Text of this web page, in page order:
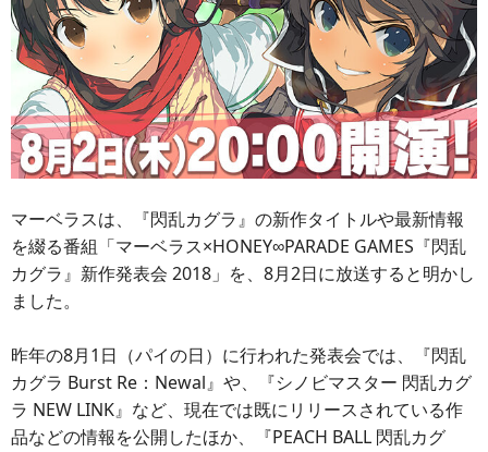
マーベラスは、『閃乱カグラ』の新作タイトルや最新情報
を綴る番組「マーベラス×HONEY∞PARADE GAMES『閃乱
カグラ』新作発表会 2018」を、8月2日に放送すると明かし
ました。
昨年の8月1日（パイの日）に行われた発表会では、『閃乱
カグラ Burst Re：Newal』や、『シノビマスター 閃乱カグ
ラ NEW LINK』など、現在では既にリリースされている作
品などの情報を公開したほか、『PEACH BALL 閃乱カグ